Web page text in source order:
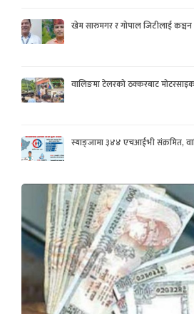
खेम सारुमगर र गोपाल जिटीलाई कञ्चन
वालिङमा टेलरको ठक्करबाट
स्याङ्जामा ३४४ एचआईभी संक्रमित,